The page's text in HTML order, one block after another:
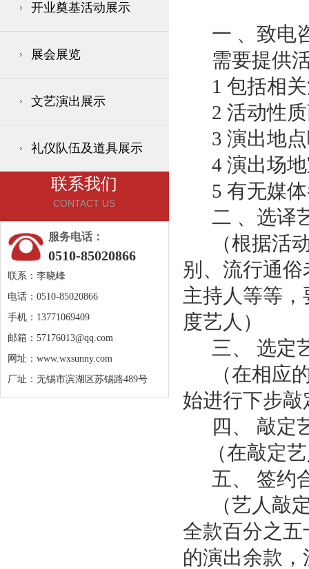
开业奠基活动展示
展会展览
文艺演出展示
礼仪队伍及道具展示
联系我们
CONTACT US
服务电话：
0510-85020866
联系：李晓峰
电话：0510-85020866
手机：13771069409
邮箱： 57176013@qq.com
网址： www.wxsunny.com
厂址：无锡市滨湖区苏锡路489号
一 、致电
需要提供
1 包括相关
2 活动性质
3 演出地点
4 演出场地
5 有无媒体
二 、选译
（根据活动
别、流行通
主持人等等
度艺人）
三、 选定
（在相应的
始进行下步
四、 敲定
（在敲定艺
五、 签约
（艺人敲定
全款百分之
的演出余款